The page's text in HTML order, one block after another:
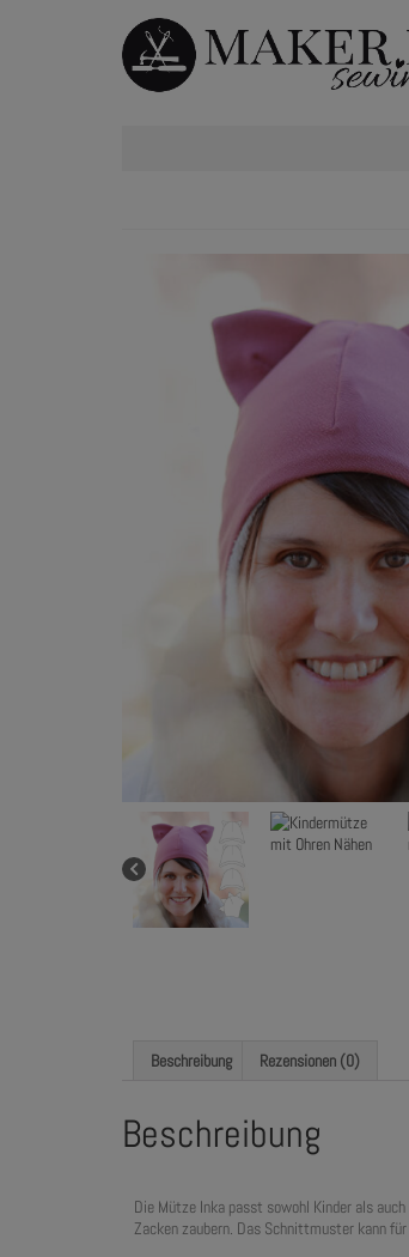
Beschreibung Rezensionen (0)
Beschreibung
Die Mütze Inka passt sowohl Kinder als
Zacken zaubern. Das Schnittmuster kann